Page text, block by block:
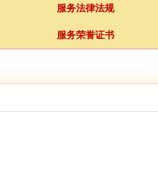
服务法律法规
服务荣誉证书